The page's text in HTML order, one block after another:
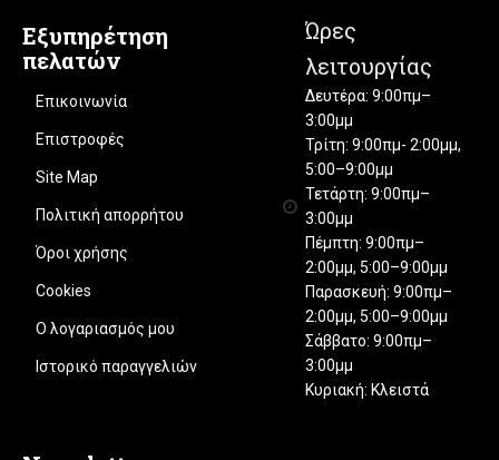
Εξυπηρέτηση
πελατών
Επικοινωνία
Επιστροφές
Site Map
Πολιτική απορρήτου
Όροι χρήσης
Cookies
Ο λογαριασμός μου
Ιστορικό παραγγελιών
Ώρες
λειτουργίας
Δευτέρα: 9:00πμ–
3:00μμ
Τρίτη: 9:00πμ- 2:00μμ,
5:00–9:00μμ
Τετάρτη: 9:00πμ–
3:00μμ
Πέμπτη: 9:00πμ–
2:00μμ, 5:00–9:00μμ
Παρασκευή: 9:00πμ–
2:00μμ, 5:00–9:00μμ
Σάββατο: 9:00πμ–
3:00μμ
Κυριακή: Κλειστά